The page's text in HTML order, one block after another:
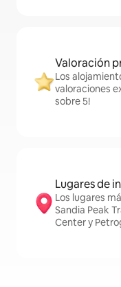
Valoración
Los
valoraciones
sobre 5!
Lugares de
Los lugares
Sandia Peak
Center y